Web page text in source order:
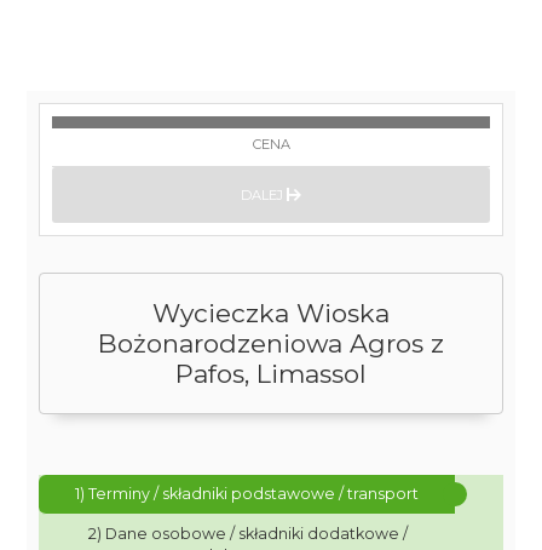
Wycieczka Wioska
Bożonarodzeniowa Agros z
Pafos, Limassol
1) Terminy / składniki podstawowe / transport
2) Dane osobowe / składniki dodatkowe /
CENA
DALEJ